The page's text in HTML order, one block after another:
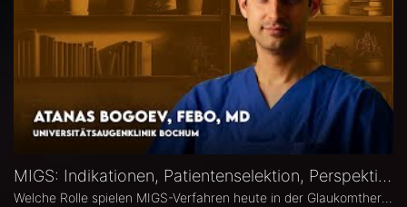
MIGS: Indikationen, Patientenselektion, Perspektiven – Atanas Bogoev, FEBO, MD
Welche Rolle spielen MIGS-Verfahren heute in der Glaukomtherapie? Atanas Bogoev, FEBO, MD, Oberarzt an der Universitätsaugenklinik Bochum spricht im Interview über Indikationen und Patientenselektion, den Stellenwert verschiedener MIGS-Verfahren im klinischen Alltag, realistische Therapieziele sowie Limitationen und zukünftige Entwicklungen der minimalinvasiven Glaukomchirurgie.